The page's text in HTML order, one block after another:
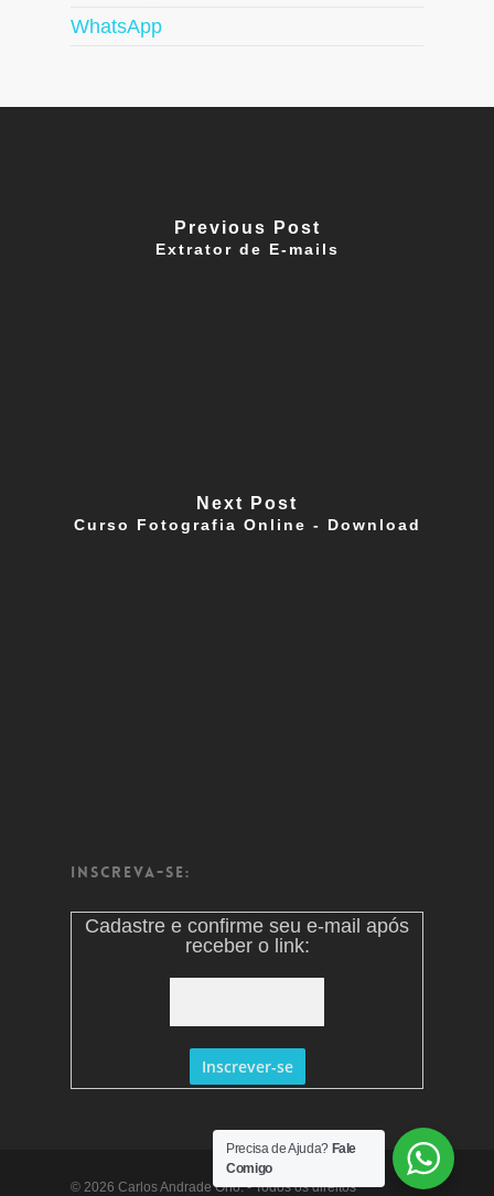
WhatsApp
Previous Post
Extrator de E-mails
Next Post
Curso Fotografia Online - Download
Inscreva-se:
Cadastre e confirme seu e-mail após
receber o link:
© 2026 Carlos Andrade Ono. - Todos os direitos
Precisa de Ajuda? Fale
Comigo